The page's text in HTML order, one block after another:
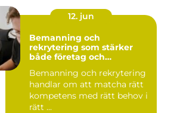
12. jun
Bemanning och
rekrytering som stärker
både företag och
Bemanning och rekrytering
handlar om att matcha rätt
kompetens med rätt behov i
rätt ...